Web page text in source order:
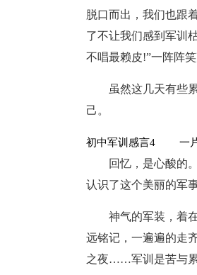
脱口而出，我们也跟
了不让我们感到军训
不唱最赖皮!”一阵阵
虽然这几天有些
己。
初中军训感言4 一片
回忆，是心酸的
认识了这个美丽的军
神气的军装，着
远铭记，一遍遍的走
之夜……军训是苦与累